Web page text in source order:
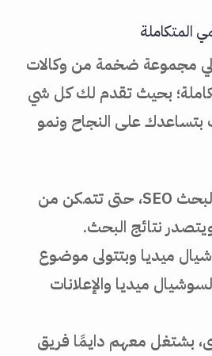
مجموعة ضخمة من وكالات
بحيث تقدم لك كل شي
على النجاح ونمو
تحسين محركات البحث SEO، حتى تتمكن من
نتائج البحث.
ميديا وبتتولى موضوع
ميديا والإعلانات
بشتغل معهم دايمًا فريق